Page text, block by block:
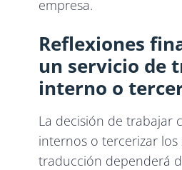
empresa.
Reflexiones
un servicio de
interno o
La decisión de trabajar
internos o tercerizar los
traducción dependerá